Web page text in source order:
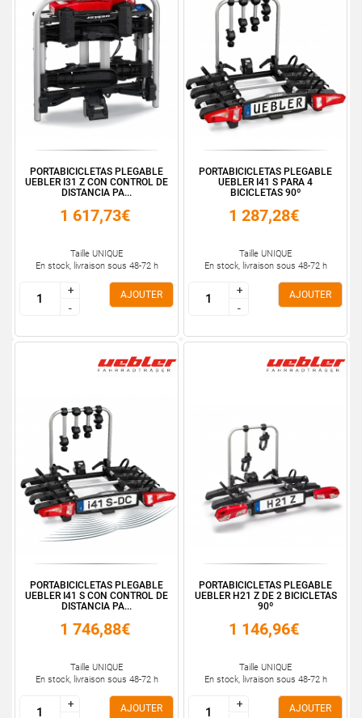
PORTABICICLETAS PLEGABLE
UEBLER I31 Z CON CONTROL DE
DISTANCIA PA...
1 617,73€
Taille UNIQUE
En stock, livraison sous 48-72 h
+
-
+
-
AJOUTER
PORTABICICLETAS PLEGABLE
UEBLER I41 S PARA 4
BICICLETAS 90º
1 287,28€
Taille UNIQUE
En stock, livraison sous 48-72 h
+
-
+
-
AJOUTER
PORTABICICLETAS PLEGABLE
UEBLER I41 S CON CONTROL DE
DISTANCIA PA...
1 746,88€
Taille UNIQUE
En stock, livraison sous 48-72 h
+
+
AJOUTER
PORTABICICLETAS PLEGABLE
UEBLER H21 Z DE 2 BICICLETAS
90º
1 146,96€
Taille UNIQUE
En stock, livraison sous 48-72 h
+
+
AJOUTER